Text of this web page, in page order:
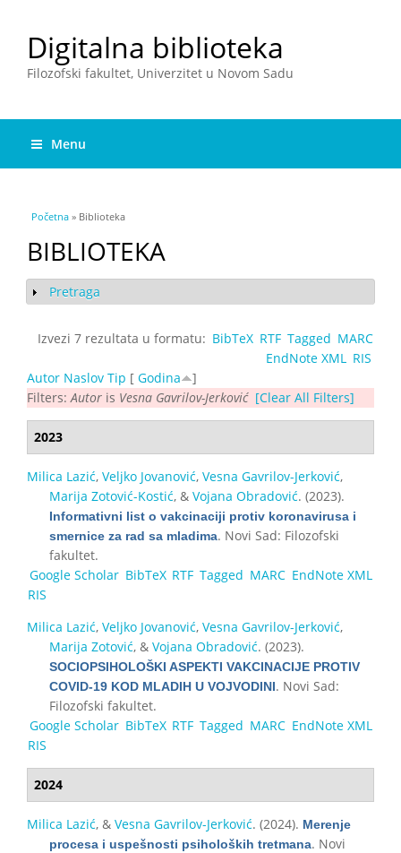
Digitalna biblioteka
Filozofski fakultet, Univerzitet u Novom Sadu
Menu
You are here
Početna » Biblioteka
BIBLIOTEKA
Show
Pretraga
Izvezi 7 rezultata u formatu: BibTeX RTF Tagged MARC
EndNote XML
RIS
Autor Naslov Tip [ Godina
]
Filters: Autor is Vesna Gavrilov-Jerković [Clear All Filters]
2023
Milica Lazić, Veljko Jovanović, Vesna Gavrilov-Jerković,
Marija Zotović-Kostić, & Vojana Obradović. (2023).
Informativni list o vakcinaciji protiv koronavirusa i
smernice za rad sa mladima. Novi Sad: Filozofski
fakultet.
Google Scholar BibTeX RTF Tagged MARC EndNote XML
RIS
Milica Lazić, Veljko Jovanović, Vesna Gavrilov-Jerković,
Marija Zotović, & Vojana Obradović. (2023).
SOCIOPSIHOLOŠKI ASPEKTI VAKCINACIJE PROTIV
COVID-19 KOD MLADIH U VOJVODINI. Novi Sad:
Filozofski fakultet.
Google Scholar BibTeX RTF Tagged MARC EndNote XML
RIS
2024
Milica Lazić, & Vesna Gavrilov-Jerković. (2024). Merenje
procesa i uspešnosti psiholoških tretmana. Novi